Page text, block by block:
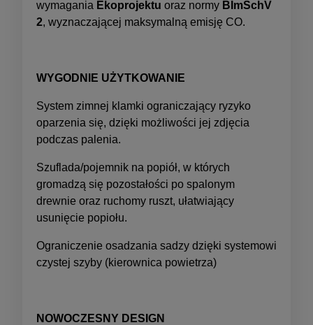
wymagania Ekoprojektu oraz normy BImSchV
2, wyznaczającej maksymalną emisję CO.
WYGODNIE UŻYTKOWANIE
System zimnej klamki ograniczający ryzyko
oparzenia się, dzięki możliwości jej zdjęcia
podczas palenia.
Szuflada/pojemnik na popiół, w których
gromadzą się pozostałości po spalonym
drewnie oraz ruchomy ruszt, ułatwiający
usunięcie popiołu.
Ograniczenie osadzania sadzy dzięki systemowi
czystej szyby (kierownica powietrza)
NOWOCZESNY DESIGN